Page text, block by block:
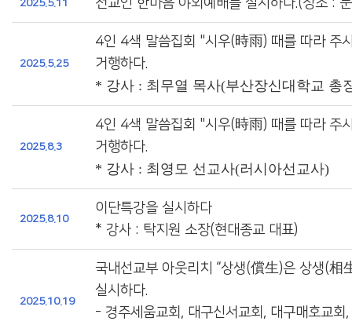
2025.5.11
2025.5.25
4인 4색 말씀집회 "시우(時雨) 때를 따라 주
거행하다.
* 강사 : 최무열 목사(부산장신대학교 총
2025.8.3
4인 4색 말씀집회 "시우(時雨) 때를 따라 주
거행하다.
* 강사 : 최영모 선교사(러시아선교사)
2025.8.10
이단특강을 실시하다
* 강사 : 탁지원 소장(현대종교 대표)
2025.10.19
국내선교부 아웃리치 “상생(償生)은 상생(相
실시하다.
- 경주세움교회, 대구신서교회, 대구매호교회